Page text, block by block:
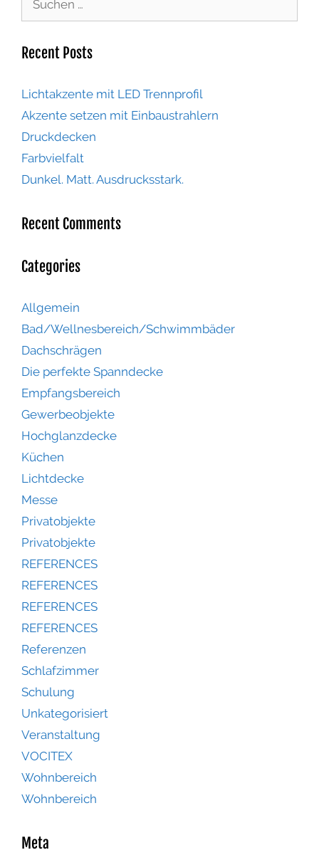
Recent Posts
Lichtakzente mit LED Trennprofil
Akzente setzen mit Einbaustrahlern
Druckdecken
Farbvielfalt
Dunkel. Matt. Ausdrucksstark.
Recent Comments
Categories
Allgemein
Bad/Wellnesbereich/Schwimmbäder
Dachschrägen
Die perfekte Spanndecke
Empfangsbereich
Gewerbeobjekte
Hochglanzdecke
Küchen
Lichtdecke
Messe
Privatobjekte
Privatobjekte
REFERENCES
REFERENCES
REFERENCES
REFERENCES
Referenzen
Schlafzimmer
Schulung
Unkategorisiert
Veranstaltung
VOCITEX
Wohnbereich
Wohnbereich
Meta